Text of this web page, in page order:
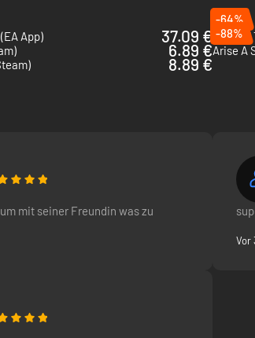
App)
37.09 €
-64%
Unravel
6.89 €
-88%
Arise A
8.89 €
mit seiner Freundin was zu
Vor